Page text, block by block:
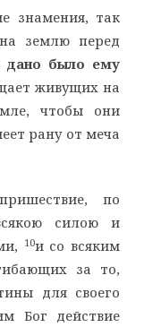
знамения, так
землю перед
дано было ему
живущих на
чтобы они
рану от меча
по
силою и
10и со всяким
за то,
для своего
Бог действие